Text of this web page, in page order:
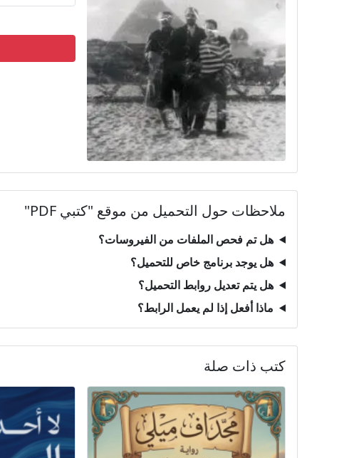
ملاحظات حول التحميل من موقع "كتبي PDF"
هل تم فحص الملفات من الفيروسات؟
هل يوجد برنامج خاص للتحميل؟
هل يتم تعديل روابط التحميل؟
ماذا أفعل إذا لم يعمل الرابط؟
كتب ذات صلة